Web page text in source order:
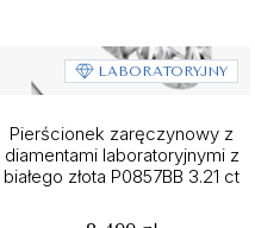
LABORATORYJNY
Pierścionek zaręczynowy z
diamentami laboratoryjnymi z
białego złota P0857BB 3.21 ct